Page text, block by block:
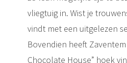
vliegtuig in. Wist je
vindt met een uitgelezen
Bovendien heeft
Chocolate House” hoek